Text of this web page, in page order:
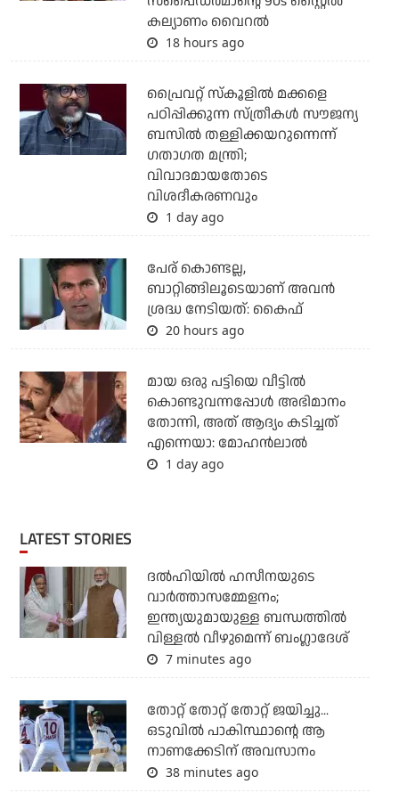
കല്യാണം വൈറല്‍
18 hours ago
പ്രൈവറ്റ് സ്‌കൂളില്‍ മക്കളെ
പഠിപ്പിക്കുന്ന സ്ത്രീകള്‍ സൗജന്യ
ബസില്‍ തള്ളിക്കയറുന്നെന്ന്
ഗതാഗത മന്ത്രി;
വിവാദമായതോടെ
വിശദീകരണവും
1 day ago
പേര് കൊണ്ടല്ല,
ബാറ്റിങ്ങിലൂടെയാണ് അവൻ
ശ്രദ്ധ നേടിയത്: കൈഫ്
20 hours ago
മായ ഒരു പട്ടിയെ വീട്ടില്‍
കൊണ്ടുവന്നപ്പോള്‍ അഭിമാനം
തോന്നി, അത് ആദ്യം കടിച്ചത്
എന്നെയാ: മോഹന്‍ലാല്‍
1 day ago
LATEST STORIES
ദല്‍ഹിയില്‍ ഹസീനയുടെ
വാര്‍ത്താസമ്മേളനം;
ഇന്ത്യയുമായുള്ള ബന്ധത്തില്‍
വിള്ളല്‍ വീഴുമെന്ന് ബംഗ്ലാദേശ്
7 minutes ago
തോറ്റ് തോറ്റ് തോറ്റ് ജയിച്ചു...
ഒടുവില്‍ പാകിസ്ഥാന്റെ ആ
നാണക്കേടിന് അവസാനം
38 minutes ago